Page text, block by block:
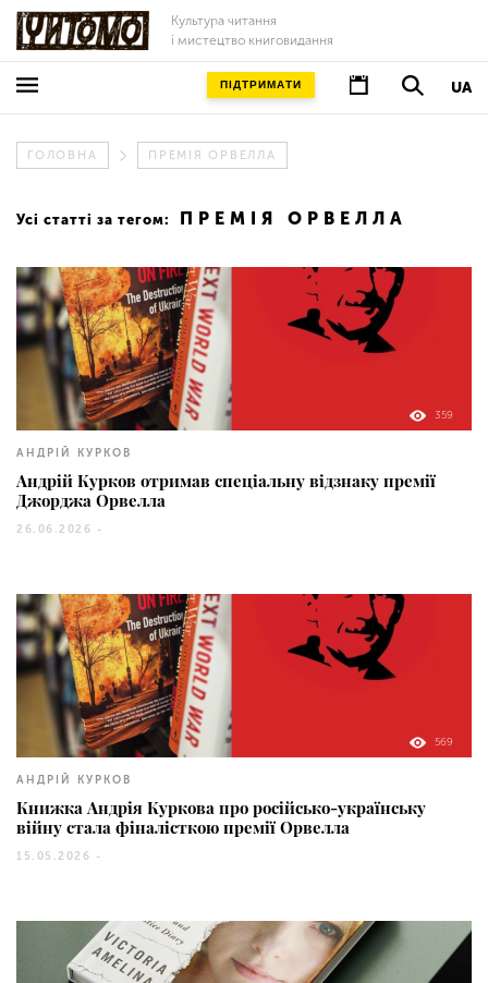
Культура читання
і мистецтво книговидання
UA
ПІДТРИМАТИ
ГОЛОВНА ПРЕМІЯ ОРВЕЛЛА
Усі статті за тегом: ПРЕМІЯ ОРВЕЛЛА
359
АНДРІЙ КУРКОВ
Андрій Курков отримав спеціальну відзнаку премії
Джорджа Орвелла
26.06.2026 -
569
АНДРІЙ КУРКОВ
Книжка Андрія Куркова про російсько-українську
війну стала фіналісткою премії Орвелла
15.05.2026 -